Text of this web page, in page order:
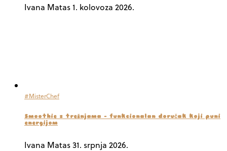
Ivana Matas1. kolovoza 2026.
#MisterChef
Smoothie s trešnjama – funkcionalan doručak koji puni
energijom
Ivana Matas31. srpnja 2026.